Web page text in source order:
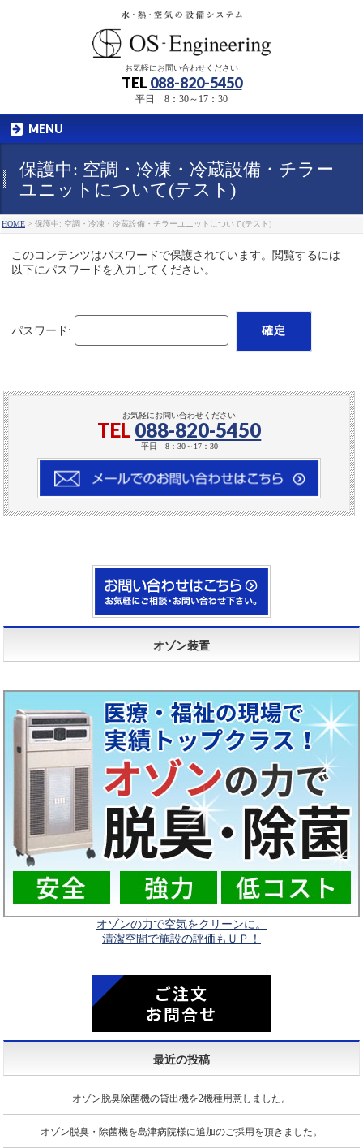
お気軽にお問い合わせください
TEL 088-820-5450
平日 8：30～17：30
MENU
保護中: 空調・冷凍・冷蔵設備・チラー
ユニットについて(テスト)
HOME > 保護中: 空調・冷凍・冷蔵設備・チラーユニットについて(テスト)
このコンテンツはパスワードで保護されています。閲覧するには
以下にパスワードを入力してください。
パスワード:
お気軽にお問い合わせください
TEL 088-820-5450
平日 8：30～17：30
オゾン装置
オゾンの力で空気をクリーンに。
清潔空間で施設の評価もＵＰ！
ご注文
お問合せ
最近の投稿
オゾン脱臭除菌機の貸出機を2機種用意しました。
オゾン脱臭・除菌機を島津病院様に追加のご採用を頂きました。